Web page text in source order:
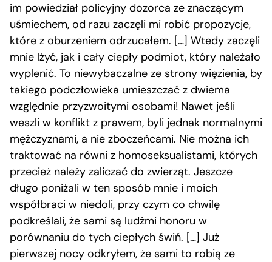
im powiedział policyjny dozorca ze znaczącym
uśmiechem, od razu zaczęli mi robić propozycje,
które z oburzeniem odrzucałem. […] Wtedy zaczęli
mnie lżyć, jak i cały ciepły podmiot, który należało
wyplenić. To niewybaczalne ze strony więzienia, by
takiego podczłowieka umieszczać z dwiema
względnie przyzwoitymi osobami! Nawet jeśli
weszli w konflikt z prawem, byli jednak normalnymi
mężczyznami, a nie zboczeńcami. Nie można ich
traktować na równi z homoseksualistami, których
przecież należy zaliczać do zwierząt. Jeszcze
długo poniżali w ten sposób mnie i moich
współbraci w niedoli, przy czym co chwilę
podkreślali, że sami są ludźmi honoru w
porównaniu do tych ciepłych świń. […] Już
pierwszej nocy odkryłem, że sami to robią ze